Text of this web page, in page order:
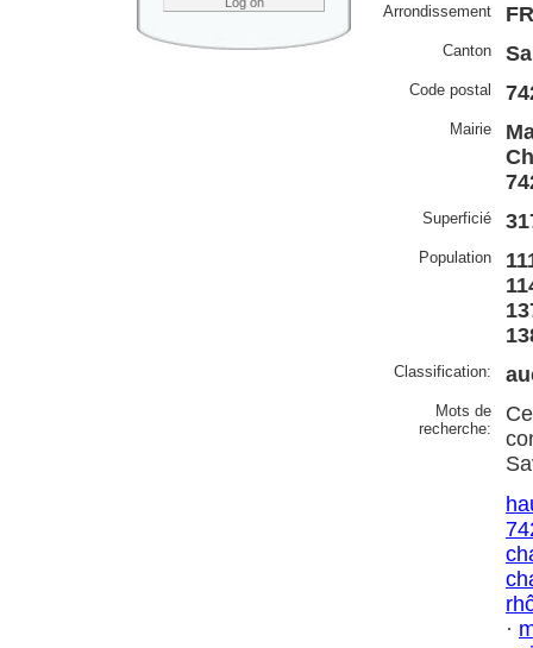
Arrondissement
Canton
Code postal
Mairie
Superficié
Population
Classification:
Mots de
recherche:
·